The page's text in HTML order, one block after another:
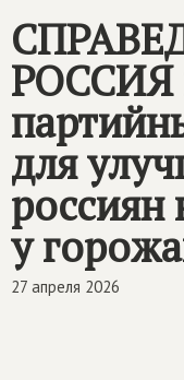
Лица
РОССИЯ
для
россиян
у
27 апреля 2026